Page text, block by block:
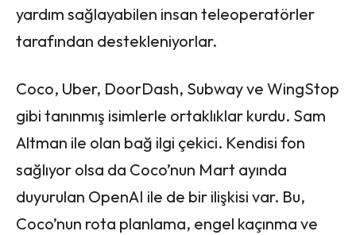
yardım sağlayabilen insan teleoperatörler
tarafından destekleniyorlar.
Coco, Uber, DoorDash, Subway ve WingStop
gibi tanınmış isimlerle ortaklıklar kurdu. Sam
Altman ile olan bağ ilgi çekici. Kendisi fon
sağlıyor olsa da Coco’nun Mart ayında
duyurulan OpenAI ile de bir ilişkisi var. Bu,
Coco’nun rota planlama, engel kaçınma ve